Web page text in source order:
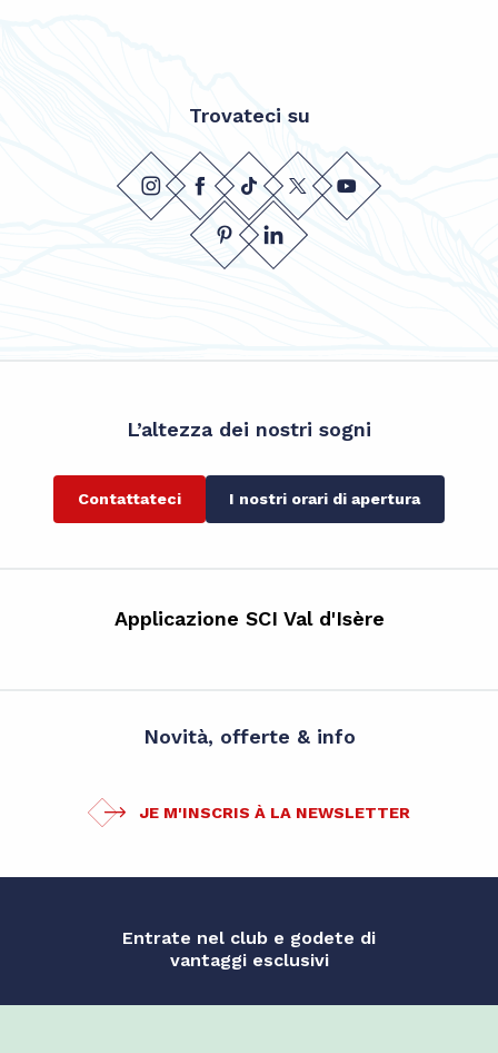
Trovateci su
L’altezza dei nostri sogni
Contattateci I nostri orari di apertura
Applicazione SCI Val d'Isère
Novità, offerte & info
JE M'INSCRIS À LA NEWSLETTER
Entrate nel club e godete di
vantaggi esclusivi